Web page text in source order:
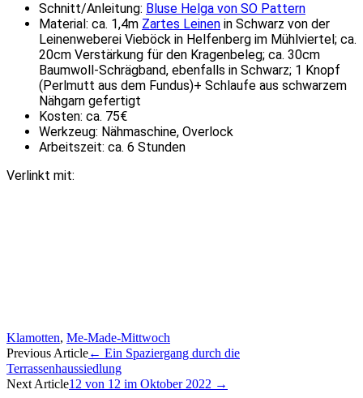
Schnitt/Anleitung: Bluse Helga von SO Pattern
Material: ca. 1,4m Zartes Leinen in Schwarz von der
Leinenweberei Vieböck in Helfenberg im Mühlviertel; ca.
20cm Verstärkung für den Kragenbeleg; ca. 30cm
Baumwoll-Schrägband, ebenfalls in Schwarz; 1 Knopf
(Perlmutt aus dem Fundus)+ Schlaufe aus schwarzem
Nähgarn gefertigt
Kosten: ca. 75€
Werkzeug: Nähmaschine, Overlock
Arbeitszeit: ca. 6 Stunden
Verlinkt mit:
Klamotten, Me-Made-Mittwoch
Artikel-
Navigation
Previous Article← Ein Spaziergang durch die
Terrassenhaussiedlung
Next Article12 von 12 im Oktober 2022 →